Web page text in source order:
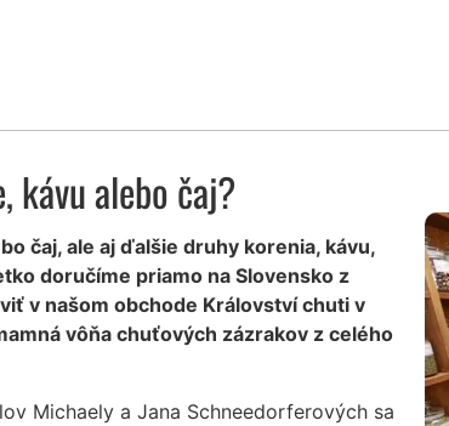
kávu alebo čaj?
čaj, ale aj ďalšie druhy korenia, kávu,
doručíme priamo na Slovensko z
v našom obchode Království chuti v
vôňa chuťových zázrakov z celého
Michaely a Jana Schneedorferových sa